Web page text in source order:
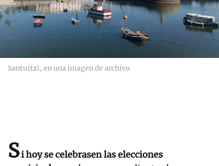
Santurtzi, en una imagen de archivo
Si hoy se celebrasen las elecciones